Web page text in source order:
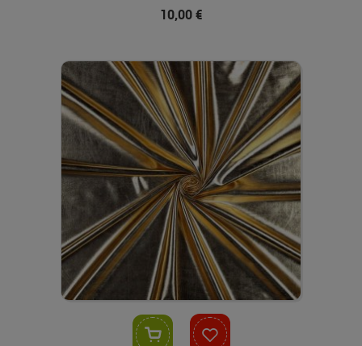
10,00 €